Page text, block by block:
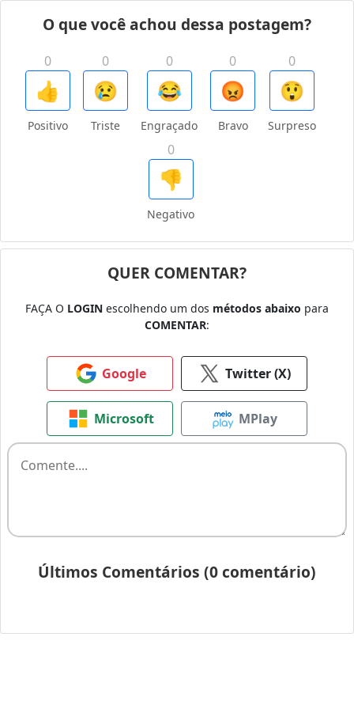
O que você achou dessa postagem?
0
👍
Positivo
0
😢
Triste
0
😂
Engraçado
0
😡
Bravo
0
😲
Surpreso
0
👎
Negativo
QUER COMENTAR?
FAÇA O LOGIN escolhendo um dos métodos abaixo para
COMENTAR:
Google Twitter (X)
Microsoft MPlay
Últimos Comentários (0 comentário)